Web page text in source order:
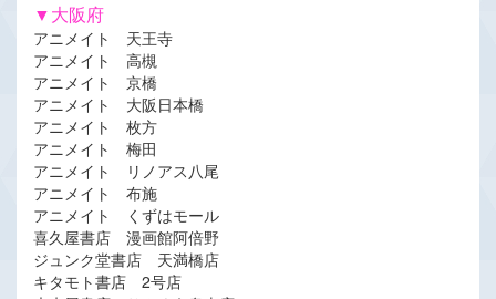
▼大阪府
アニメイト 天王寺
アニメイト 高槻
アニメイト 京橋
アニメイト 大阪日本橋
アニメイト 枚方
アニメイト 梅田
アニメイト リノアス八尾
アニメイト 布施
アニメイト くずはモール
喜久屋書店 漫画館阿倍野
ジュンク堂書店 天満橋店
キタモト書店 2号店